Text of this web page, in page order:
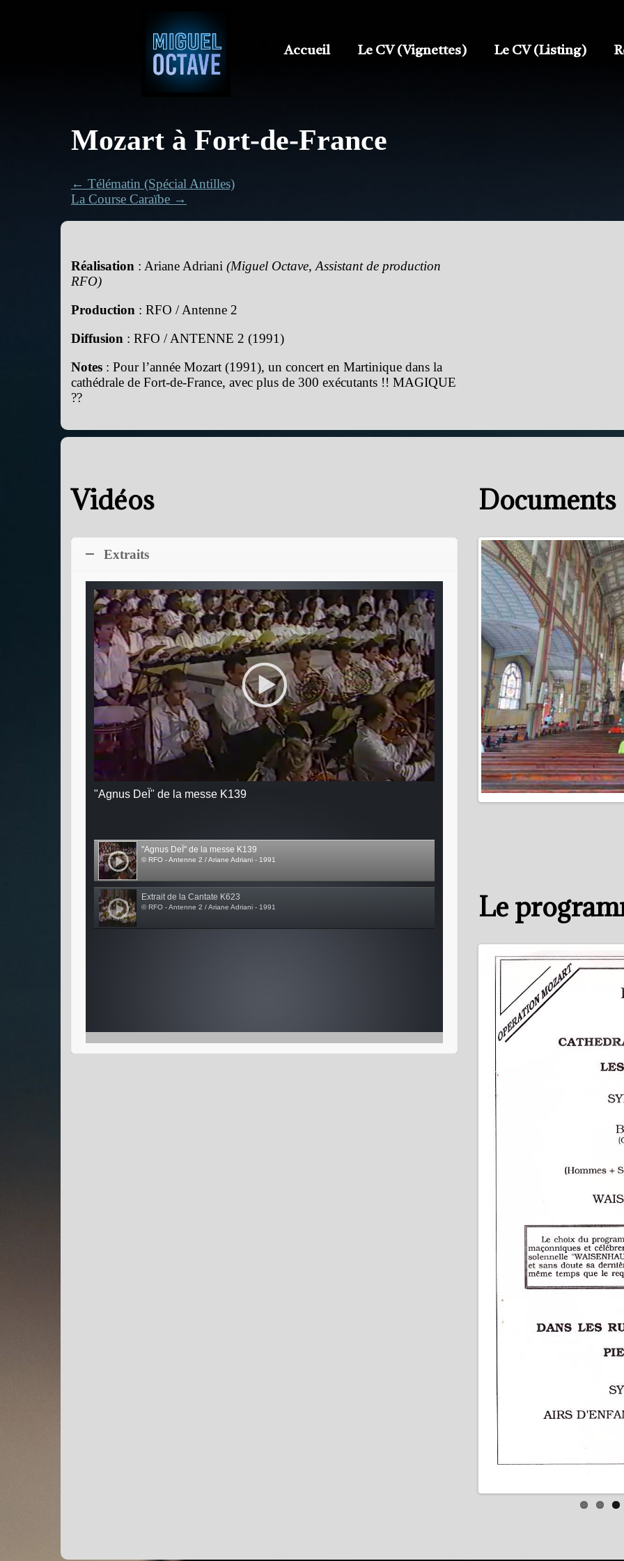
Accueil Le CV (Vignettes) Le CV (Listing)
Mozart à Fort-de-France
← Télématin (Spécial Antilles)
La Course Caraïbe →
Réalisation : Ariane Adriani (Miguel Octave, Assistant de production
RFO)
Production : RFO / Antenne 2
Diffusion : RFO / ANTENNE 2 (1991)
Notes : Pour l’année Mozart (1991), un concert en Martinique dans la
cathédrale de Fort-de-France, avec plus de 300 exécutants !! MAGIQUE
??
Vidéos
Extraits
"Agnus DeÏ" de la messe K139
"Agnus DeÏ" de la messe K139
© RFO - Antenne 2 / Ariane Adriani - 1991
Extrait de la Cantate K623
© RFO - Antenne 2 / Ariane Adriani - 1991
Documents
Le